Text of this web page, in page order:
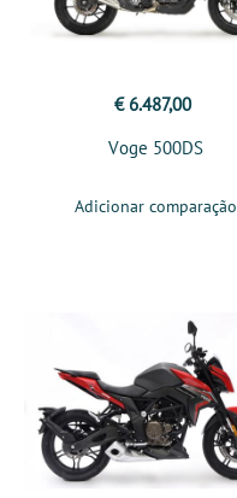
€ 6.487,00
Voge 500DS
Adicionar comparação